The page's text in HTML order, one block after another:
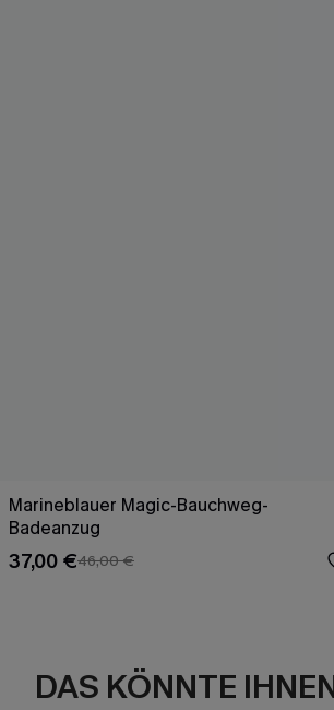
Marineblauer Magic-Bauchweg-
Badeanzug
37,00 €46,00 €
DAS KÖNNTE